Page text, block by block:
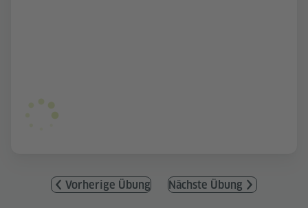
Vorherige Übung Nächste Übung